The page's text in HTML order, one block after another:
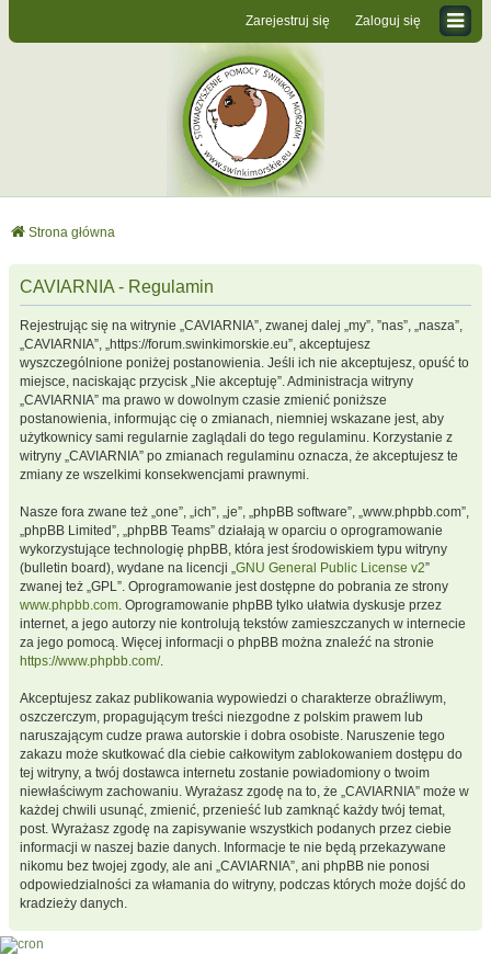
Zaloguj się
Zarejestruj się
Strona główna
CAVIARNIA - Regulamin
Rejestrując się na witrynie „CAVIARNIA”, zwanej dalej „my”, ”nas”, „nasza”,
„CAVIARNIA”, „https://forum.swinkimorskie.eu”, akceptujesz
wyszczególnione poniżej postanowienia. Jeśli ich nie akceptujesz, opuść to
miejsce, naciskając przycisk „Nie akceptuję”. Administracja witryny
„CAVIARNIA” ma prawo w dowolnym czasie zmienić poniższe
postanowienia, informując cię o zmianach, niemniej wskazane jest, aby
użytkownicy sami regularnie zaglądali do tego regulaminu. Korzystanie z
witryny „CAVIARNIA” po zmianach regulaminu oznacza, że akceptujesz te
zmiany ze wszelkimi konsekwencjami prawnymi.
Nasze fora zwane też „one”, „ich”, „je”, „phpBB software”, „www.phpbb.com”,
„phpBB Limited”, „phpBB Teams” działają w oparciu o oprogramowanie
wykorzystujące technologię phpBB, która jest środowiskiem typu witryny
(bulletin board), wydane na licencji „GNU General Public License v2”
zwanej też „GPL”. Oprogramowanie jest dostępne do pobrania ze strony
www.phpbb.com. Oprogramowanie phpBB tylko ułatwia dyskusje przez
internet, a jego autorzy nie kontrolują tekstów zamieszczanych w internecie
za jego pomocą. Więcej informacji o phpBB można znaleźć na stronie
https://www.phpbb.com/.
Akceptujesz zakaz publikowania wypowiedzi o charakterze obraźliwym,
oszczerczym, propagującym treści niezgodne z polskim prawem lub
naruszającym cudze prawa autorskie i dobra osobiste. Naruszenie tego
zakazu może skutkować dla ciebie całkowitym zablokowaniem dostępu do
tej witryny, a twój dostawca internetu zostanie powiadomiony o twoim
niewłaściwym zachowaniu. Wyrażasz zgodę na to, że „CAVIARNIA” może w
każdej chwili usunąć, zmienić, przenieść lub zamknąć każdy twój temat,
post. Wyrażasz zgodę na zapisywanie wszystkich podanych przez ciebie
informacji w naszej bazie danych. Informacje te nie będą przekazywane
nikomu bez twojej zgody, ale ani „CAVIARNIA”, ani phpBB nie ponosi
odpowiedzialności za włamania do witryny, podczas których może dojść do
kradzieży danych.